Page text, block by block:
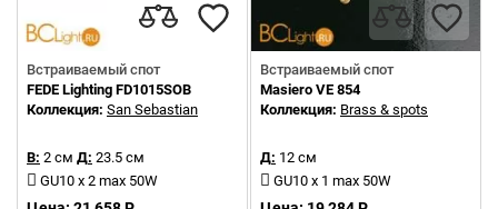
Встраиваемый спот
FEDE Lighting FD1015SOB
Коллекция: San Sebastian
В: 2 см Д: 23.5 см
GU10 x 2 max 50W
Встраиваемый спот
Masiero VE 854
Коллекция: Brass & spots
Д: 12 см
GU10 x 1 max 50W